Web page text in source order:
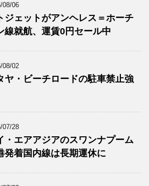
08/06
ジェットがアンヘレス＝ホーチ
線就航、運賃0円セール中
08/02
ヤ・ビーチロードの駐車禁止強
07/28
・エアアジアのスワンナプーム
発着国内線は長期運休に